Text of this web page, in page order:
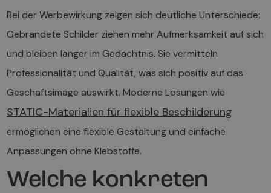
Bei der Werbewirkung zeigen sich deutliche Unterschiede:
Gebrandete Schilder ziehen mehr Aufmerksamkeit auf sich
und bleiben länger im Gedächtnis. Sie vermitteln
Professionalität und Qualität, was sich positiv auf das
Geschäftsimage auswirkt. Moderne Lösungen wie
STATIC-Materialien für flexible Beschilderung
ermöglichen eine flexible Gestaltung und einfache
Anpassungen ohne Klebstoffe.
Welche konkreten